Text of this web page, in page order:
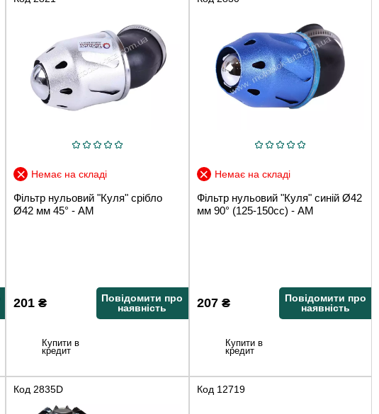
Немає на складі
Фільтр нульовий "Куля" срібло
Ø42 мм 45° - АМ
201 ₴
Повідомити про
наявність
Купити в
кредит
Немає на складі
Фільтр нульовий "Куля" синій Ø42
мм 90° (125-150сс) - АМ
207₴
Повідомити про
наявність
Купити в
кредит
Код 2835D Код 12719